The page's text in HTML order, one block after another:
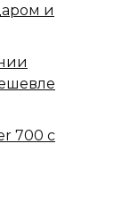
и
700 с